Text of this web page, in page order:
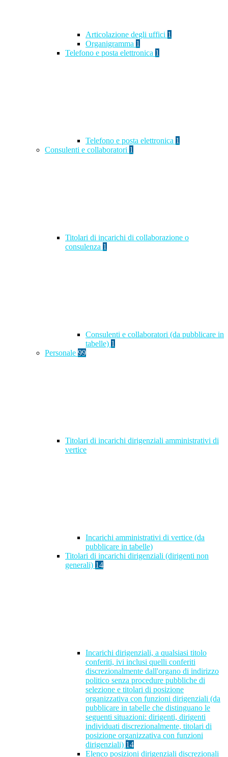
Articolazione degli uffici 1
Organigramma 1
Telefono e posta elettronica 1
Telefono e posta elettronica 1
Consulenti e collaboratori 1
Titolari di incarichi di collaborazione o
consulenza 1
Consulenti e collaboratori (da pubblicare in
tabelle) 1
Personale 99
Titolari di incarichi dirigenziali amministrativi di
vertice
Incarichi amministrativi di vertice (da
pubblicare in tabelle)
Titolari di incarichi dirigenziali (dirigenti non
generali) 14
Incarichi dirigenziali, a qualsiasi titolo
conferiti, ivi inclusi quelli conferiti
discrezionalmente dall'organo di indirizzo
politico senza procedure pubbliche di
selezione e titolari di posizione
organizzativa con funzioni dirigenziali (da
pubblicare in tabelle che distinguano le
seguenti situazioni: dirigenti, dirigenti
individuati discrezionalmente, titolari di
posizione organizzativa con funzioni
dirigenziali) 14
Elenco posizioni dirigenziali discrezionali